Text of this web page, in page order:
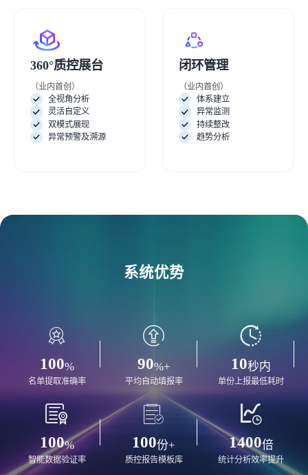
360°质控展台
（业内首创）
全视角分析
灵活自定义
双模式展现
异常预警及溯源
闭环管理
（业内首创）
体系建立
异常监测
持续整改
趋势分析
系统优势
100%
名单提取准确率
90%+
平均自动填报率
10秒内
单份上报最低耗时
100%
智能数据验证率
100份+
质控报告模板库
1400倍
统计分析效率提升